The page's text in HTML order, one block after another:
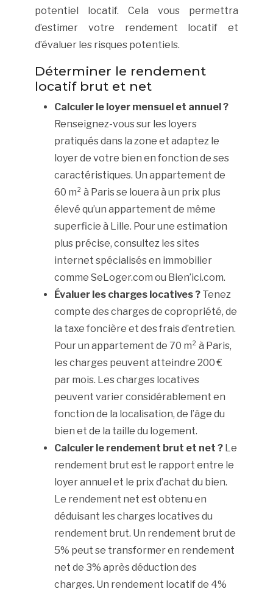
potentiel locatif. Cela vous permettra
d’estimer votre rendement locatif et
d’évaluer les risques potentiels.
Déterminer le rendement
locatif brut et net
Calculer le loyer mensuel et annuel ?
Renseignez-vous sur les loyers
pratiqués dans la zone et adaptez le
loyer de votre bien en fonction de ses
caractéristiques. Un appartement de
60 m² à Paris se louera à un prix plus
élevé qu’un appartement de même
superficie à Lille. Pour une estimation
plus précise, consultez les sites
internet spécialisés en immobilier
comme SeLoger.com ou Bien’ici.com.
Évaluer les charges locatives ? Tenez
compte des charges de copropriété, de
la taxe foncière et des frais d’entretien.
Pour un appartement de 70 m² à Paris,
les charges peuvent atteindre 200 €
par mois. Les charges locatives
peuvent varier considérablement en
fonction de la localisation, de l’âge du
bien et de la taille du logement.
Calculer le rendement brut et net ? Le
rendement brut est le rapport entre le
loyer annuel et le prix d’achat du bien.
Le rendement net est obtenu en
déduisant les charges locatives du
rendement brut. Un rendement brut de
5% peut se transformer en rendement
net de 3% après déduction des
charges. Un rendement locatif de 4%